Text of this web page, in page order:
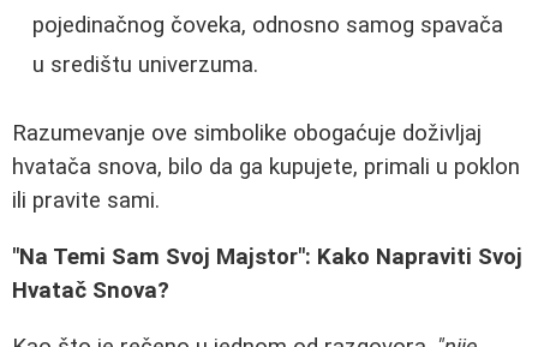
pojedinačnog čoveka, odnosno samog spavača
u središtu univerzuma.
Razumevanje ove simbolike obogaćuje doživljaj
hvatača snova, bilo da ga kupujete, primali u poklon
ili pravite sami.
"Na Temi Sam Svoj Majstor": Kako Napraviti Svoj
Hvatač Snova?